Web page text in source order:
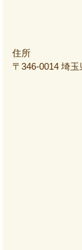
住所
〒346-0014 埼